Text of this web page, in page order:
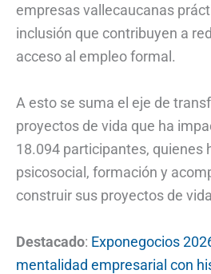
empresas vallecaucanas
inclusión que contribuyen a
acceso al empleo formal.
A esto se suma el eje de
proyectos de vida que ha
18.094 participantes, quienes
psicosocial, formación y
construir sus proyectos de
Destacado: Exponegocios
mentalidad empresarial con